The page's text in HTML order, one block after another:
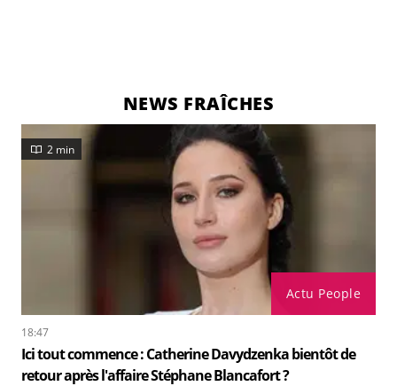
NEWS FRAÎCHES
Actu People
2 min
18:47
Ici tout commence : Catherine Davydzenka bientôt de
retour après l'affaire Stéphane Blancafort ?